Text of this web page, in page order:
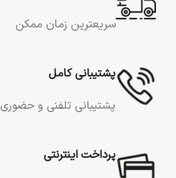
سریعترین زمان ممکن
پشتیبانی کامل
پشتیبانی تلفنی و حضوری
پرداخت اینترنتی